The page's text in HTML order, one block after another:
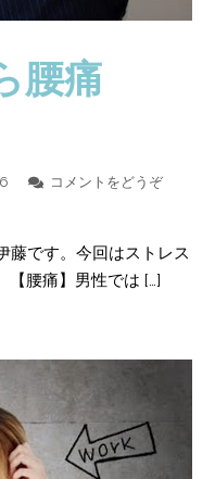
腰痛
コメントをどうぞ
藤です。今回はストレス
【腰痛】男性では […]